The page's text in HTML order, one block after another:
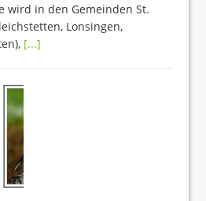
wird in den Gemeinden St.
Lonsingen,
[...]